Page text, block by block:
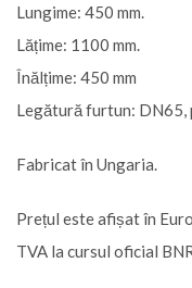
Lungime: 450 mm.
Lățime: 1100 mm.
Înălțime: 450 mm
Legătură furtun: DN65,
Fabricat în Ungaria.
Prețul este afișat în
TVA la cursul oficial